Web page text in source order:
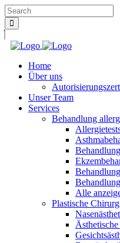
Home
Über uns
Unser Team
Services
Behandlung
Alle
Plastische